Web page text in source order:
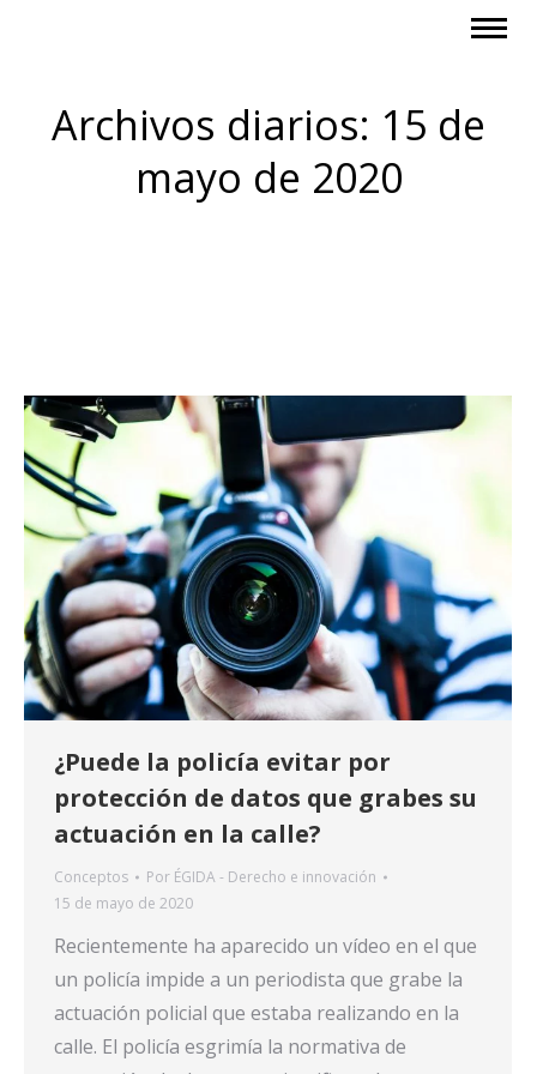
Archivos diarios: 15 de
mayo de 2020
¿Puede la policía evitar por
protección de datos que grabes su
actuación en la calle?
Conceptos Por ÉGIDA - Derecho e innovación
15 de mayo de 2020
Recientemente ha aparecido un vídeo en el que
un policía impide a un periodista que grabe la
actuación policial que estaba realizando en la
calle. El policía esgrimía la normativa de